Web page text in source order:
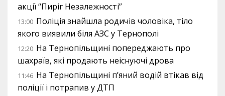
акції “Пиріг Незалежності”
13:00 Поліція знайшла родичів чоловіка, тіло
якого виявили біля АЗС у Тернополі
12:20 На Тернопільщині попереджають про
шахраїв, які продають неіснуючі дрова
11:46 На Тернопільщині п’яний водій втікав від
поліції і потрапив у ДТП